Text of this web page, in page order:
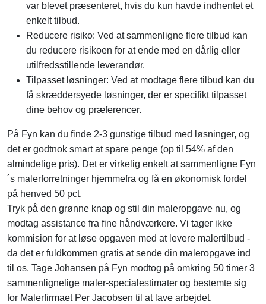
var blevet præsenteret, hvis du kun havde indhentet et
enkelt tilbud.
Reducere risiko: Ved at sammenligne flere tilbud kan
du reducere risikoen for at ende med en dårlig eller
utilfredsstillende leverandør.
Tilpasset løsninger: Ved at modtage flere tilbud kan du
få skræddersyede løsninger, der er specifikt tilpasset
dine behov og præferencer.
På Fyn kan du finde 2-3 gunstige tilbud med løsninger, og
det er godtnok smart at spare penge (op til 54% af den
almindelige pris). Det er virkelig enkelt at sammenligne Fyn
´s malerforretninger hjemmefra og få en økonomisk fordel
på henved 50 pct.
Tryk på den grønne knap og stil din maleropgave nu, og
modtag assistance fra fine håndværkere. Vi tager ikke
kommision for at løse opgaven med at levere malertilbud -
da det er fuldkommen gratis at sende din maleropgave ind
til os. Tage Johansen på Fyn modtog på omkring 50 timer 3
sammenlignelige maler-specialestimater og bestemte sig
for Malerfirmaet Per Jacobsen til at lave arbejdet.